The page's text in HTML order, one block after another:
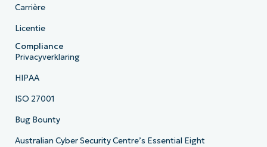
Carrière
Licentie
Compliance
Privacyverklaring
HIPAA
ISO 27001
Bug Bounty
Australian Cyber Security Centre’s Essential Eight